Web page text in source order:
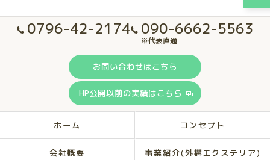
0796-42-2174 090-6662-5563
※代表直通
お問い合わせはこちら
HP公開以前の実績はこちら
ホーム コンセプト
会社概要 事業紹介(外構エクステリア)